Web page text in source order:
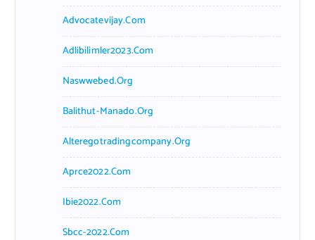
Advocatevijay.com
Adlibilimler2023.com
Naswwebed.org
Balithut-Manado.org
Alteregotradingcompany.org
Aprce2022.com
Ibie2022.com
Sbcc-2022.com